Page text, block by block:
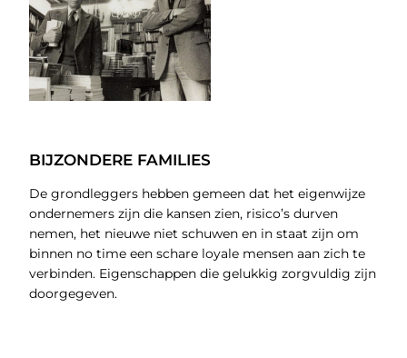
BIJZONDERE FAMILIES
De grondleggers hebben gemeen dat het eigenwijze
ondernemers zijn die kansen zien, risico’s durven
nemen, het nieuwe niet schuwen en in staat zijn om
binnen no time een schare loyale mensen aan zich te
verbinden. Eigenschappen die gelukkig zorgvuldig zijn
doorgegeven.